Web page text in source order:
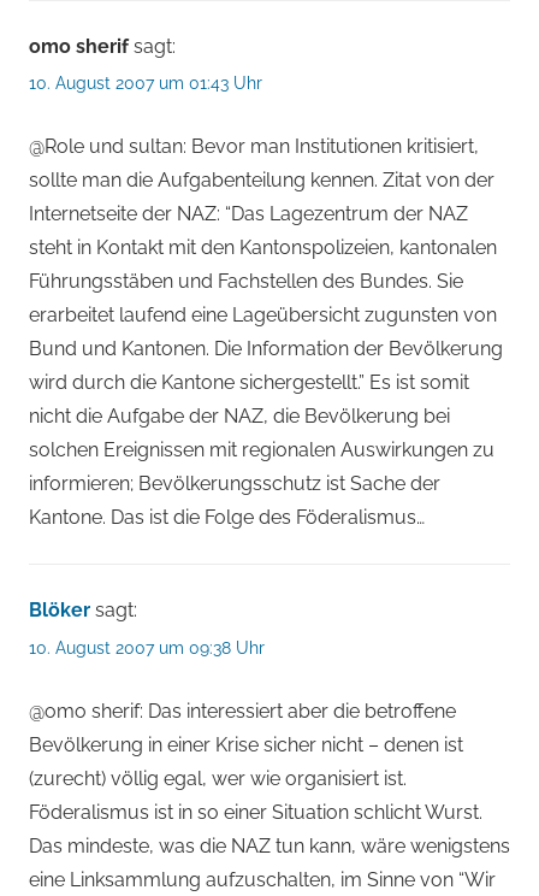
omo sherif sagt:
10. August 2007 um 01:43 Uhr
@Role und sultan: Bevor man Institutionen kritisiert,
sollte man die Aufgabenteilung kennen. Zitat von der
Internetseite der NAZ: “Das Lagezentrum der NAZ
steht in Kontakt mit den Kantonspolizeien, kantonalen
Führungsstäben und Fachstellen des Bundes. Sie
erarbeitet laufend eine Lageübersicht zugunsten von
Bund und Kantonen. Die Information der Bevölkerung
wird durch die Kantone sichergestellt.” Es ist somit
nicht die Aufgabe der NAZ, die Bevölkerung bei
solchen Ereignissen mit regionalen Auswirkungen zu
informieren; Bevölkerungsschutz ist Sache der
Kantone. Das ist die Folge des Föderalismus…
Blöker sagt:
10. August 2007 um 09:38 Uhr
@omo sherif: Das interessiert aber die betroffene
Bevölkerung in einer Krise sicher nicht – denen ist
(zurecht) völlig egal, wer wie organisiert ist.
Föderalismus ist in so einer Situation schlicht Wurst.
Das mindeste, was die NAZ tun kann, wäre wenigstens
eine Linksammlung aufzuschalten, im Sinne von “Wir